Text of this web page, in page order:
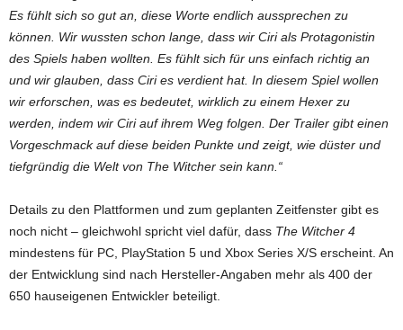
Es fühlt sich so gut an, diese Worte endlich aussprechen zu
können. Wir wussten schon lange, dass wir Ciri als Protagonistin
des Spiels haben wollten. Es fühlt sich für uns einfach richtig an
und wir glauben, dass Ciri es verdient hat. In diesem Spiel wollen
wir erforschen, was es bedeutet, wirklich zu einem Hexer zu
werden, indem wir Ciri auf ihrem Weg folgen. Der Trailer gibt einen
Vorgeschmack auf diese beiden Punkte und zeigt, wie düster und
tiefgründig die Welt von The Witcher sein kann.“
Details zu den Plattformen und zum geplanten Zeitfenster gibt es
noch nicht – gleichwohl spricht viel dafür, dass The Witcher 4
mindestens für PC, PlayStation 5 und Xbox Series X/S erscheint. An
der Entwicklung sind nach Hersteller-Angaben mehr als 400 der
650 hauseigenen Entwickler beteiligt.